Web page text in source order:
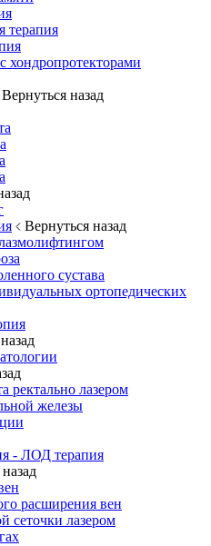
терапия
хондропротекторами
Вернуться назад
Вернуться назад
сустава
ортопедических
ректально лазером
железы
- ЛОД терапия
расширения вен
сеточки лазером